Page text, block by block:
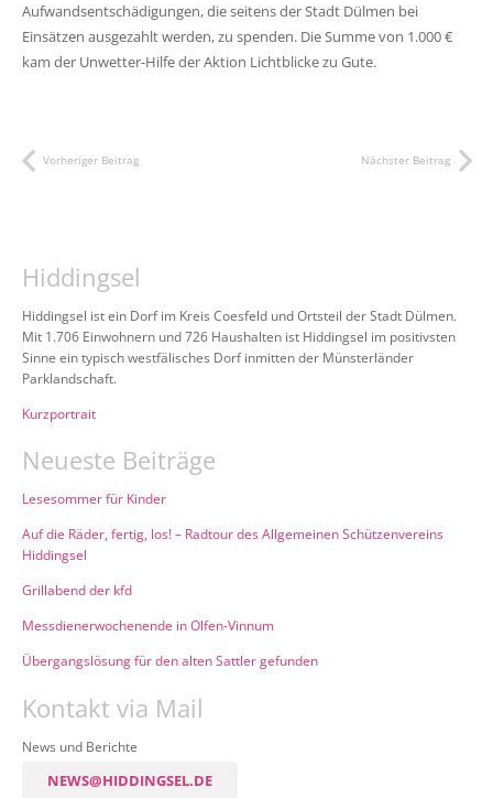
Aufwandsentschädigungen, die seitens der Stadt Dülmen bei
Einsätzen ausgezahlt werden, zu spenden. Die Summe von 1.000 €
kam der Unwetter-Hilfe der Aktion Lichtblicke zu Gute.
Vorheriger Beitrag Nächster Beitrag
Hiddingsel
Hiddingsel ist ein Dorf im Kreis Coesfeld und Ortsteil der Stadt Dülmen.
Mit 1.706 Einwohnern und 726 Haushalten ist Hiddingsel im positivsten
Sinne ein typisch westfälisches Dorf inmitten der Münsterländer
Parklandschaft.
Kurzportrait
Neueste Beiträge
Lesesommer für Kinder
Auf die Räder, fertig, los! – Radtour des Allgemeinen Schützenvereins
Hiddingsel
Grillabend der kfd
Messdienerwochenende in Olfen-Vinnum
Übergangslösung für den alten Sattler gefunden
Kontakt via Mail
News und Berichte
NEWS@HIDDINGSEL.DE